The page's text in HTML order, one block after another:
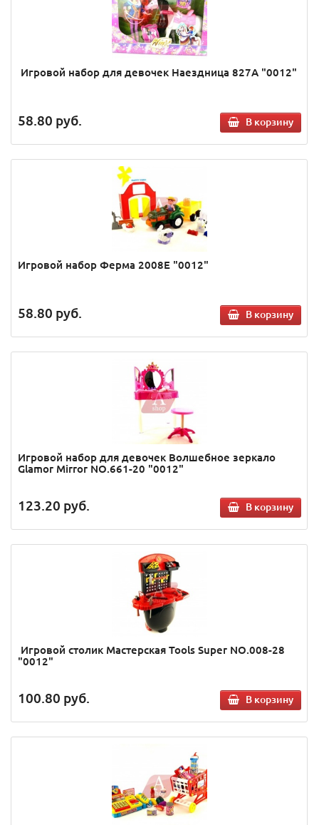
Игровой набор для девочек Наездница 827А "0012"
58.80 руб. В корзину
Игровой набор Ферма 2008Е "0012"
58.80 руб. В корзину
Игровой набор для девочек Волшебное зеркало
Glamor Mirror NO.661-20 "0012"
123.20 руб. В корзину
Игровой столик Мастерская Tools Super NO.008-28
"0012"
100.80 руб. В корзину